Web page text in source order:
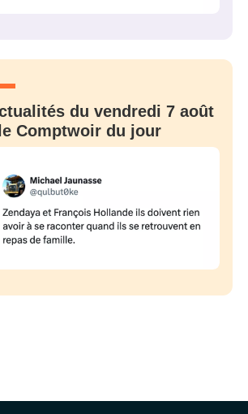
du vendredi 7 août
Comptwoir du jour